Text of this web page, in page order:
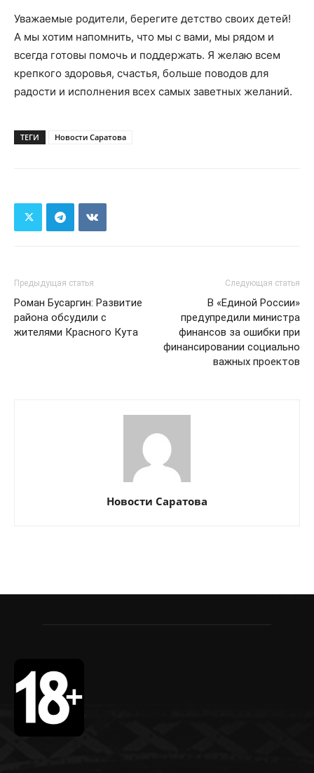
Уважаемые родители, берегите детство своих детей!
А мы хотим напомнить, что мы с вами, мы рядом и
всегда готовы помочь и поддержать. Я желаю всем
крепкого здоровья, счастья, больше поводов для
радости и исполнения всех самых заветных желаний.
ТЕГИ Новости Саратова
Предыдущая статья
Роман Бусаргин: Развитие
района обсудили с
жителями Красного Кута
Следующая статья
В «Единой России»
предупредили министра
финансов за ошибки при
финансировании социально
важных проектов
Новости Саратова